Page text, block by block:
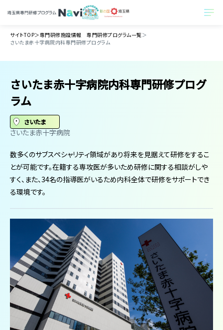
サイトTOP＞専門研修施設情報 専門研修プログラム一覧＞
さいたま赤十字病院内科専門研修プログラム
さいたま赤十字病院内科専門研修プログ
ラム
さいたま
さいたま赤十字病院
数多くのサブスペシャリティ領域があり将来を見据えて研修をするこ
とが可能です。在籍する専攻医が多いため研修に関する相談がしや
すく、また、34名の指導医がいるため内科全体で研修をサポートでき
る環境です。